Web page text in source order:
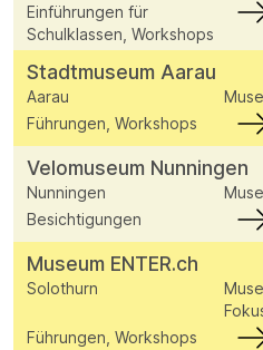
Einführungen für
Schulklassen, Workshops
Stadtmuseum Aarau
Aarau
Führungen, Workshops
Velomuseum Nunningen
Nunningen
Besichtigungen
Museum ENTER.ch
Solothurn
Führungen, Workshops